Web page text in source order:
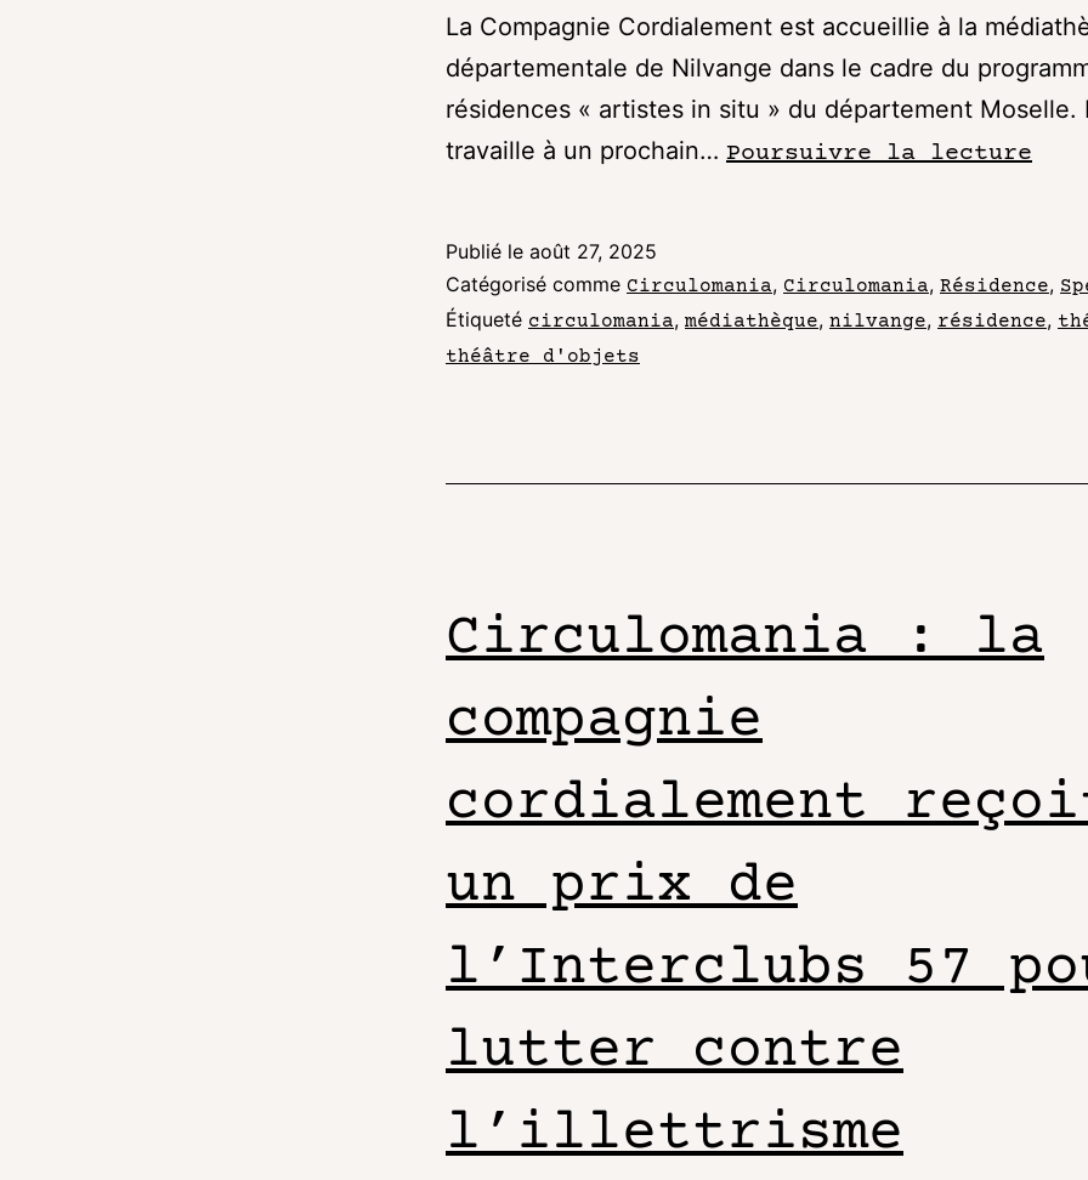
La Compagnie Cordialement est accueillie à la
départementale de Nilvange dans le cadre du
résidences « artistes in situ » du département Moselle.
travaille à un prochain… Poursuivre la lecture
Publié le août 27, 2025
Catégorisé comme Circulomania, Circulomania, Résidence,
Étiqueté circulomania, médiathèque, nilvange, résidence,
théâtre d'objets
Circulomania : la
compagnie
cordialement
un prix de
l’Interclubs 57
lutter contre
l’illettrisme